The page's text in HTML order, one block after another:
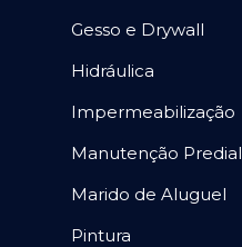
Gesso e Drywall
Hidráulica
Impermeabilização
Manutenção Predial
Marido de Aluguel
Pintura